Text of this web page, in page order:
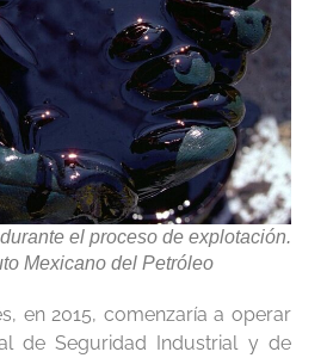
el proceso de explotación.
Mexicano del Petróleo
en 2015, comenzaría a operar
de Seguridad Industrial y de